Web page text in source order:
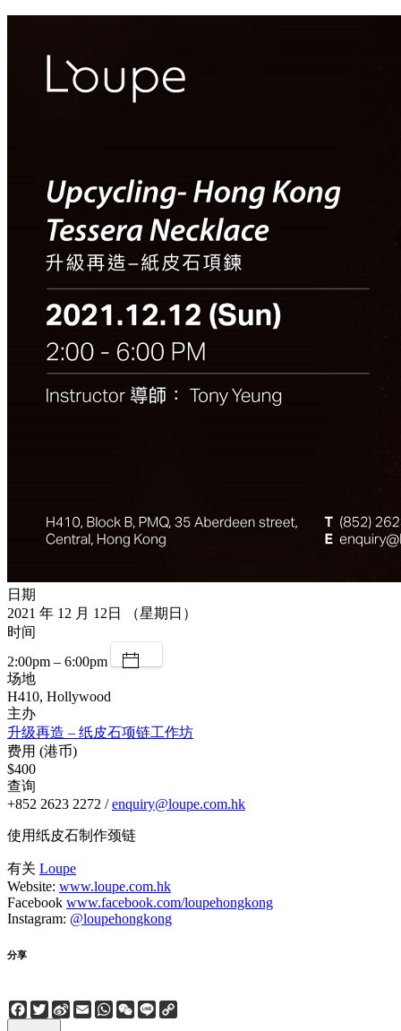
日期
2021 年 12 月 12日 （星期日）
时间
2:00pm – 6:00pm
场地
H410, Hollywood
主办
升级再造 – 纸皮石项链工作坊
费用 (港币)
$400
查询
+852 2623 2272 /enquiry@loupe.com.hk
使用纸皮石制作颈链
有关 Loupe
Website: www.loupe.com.hk
Facebook www.facebook.com/loupehongkong
Instagram: @loupehongkong
分享
Facebook
Twitter
Sina
Weibo
EmailWhatsApp
WeChat
Line